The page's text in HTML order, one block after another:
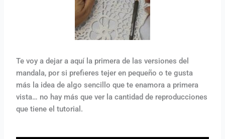
Te voy a dejar a aquí la primera de las versiones del
mandala, por si prefieres tejer en pequeño o te gusta
más la idea de algo sencillo que te enamora a primera
vista… no hay más que ver la cantidad de reproducciones
que tiene el tutorial.